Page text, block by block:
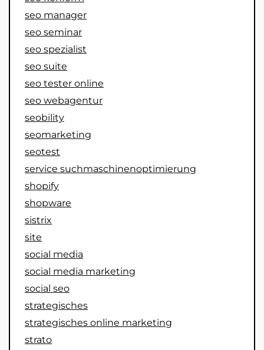
seo manager
seo seminar
seo spezialist
seo suite
seo tester online
seo webagentur
seobility
seomarketing
seotest
service suchmaschinenoptimierung
shopify
shopware
sistrix
site
social media
social media marketing
social seo
strategisches
strategisches online marketing
strato